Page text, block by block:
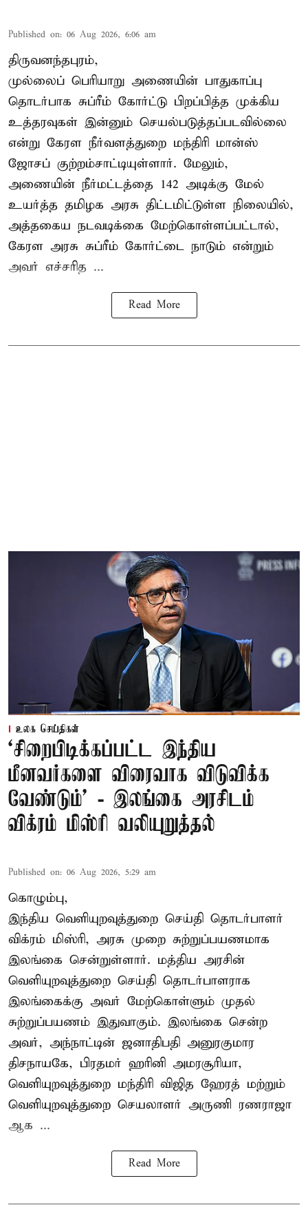
Published on: 06 Aug 2026, 6:06 am
திருவனந்தபுரம்,
முல்லைப் பெரியாறு அணையின் பாதுகாப்பு
தொடர்பாக சுப்ரீம் கோர்ட்டு பிறப்பித்த முக்கிய
உத்தரவுகள் இன்னும் செயல்படுத்தப்படவில்லை
என்று கேரள நீர்வளத்துறை மந்திரி மான்ஸ்
ஜோசப் குற்றம்சாட்டியுள்ளார். மேலும்,
அணையின் நீர்மட்டத்தை 142 அடிக்கு மேல்
உயர்த்த தமிழக அரசு திட்டமிட்டுள்ள நிலையில்,
அத்தகைய நடவடிக்கை மேற்கொள்ளப்பட்டால்,
கேரள அரசு சுப்ரீம் கோர்ட்டை நாடும் என்றும்
அவர் எச்சரித ...
Read More
உலக செய்திகள்
‘சிறைபிடிக்கப்பட்ட இந்திய
மீனவர்களை விரைவாக விடுவிக்க
வேண்டும்' - இலங்கை அரசிடம்
விக்ரம் மிஸ்ரி வலியுறுத்தல்
Published on: 06 Aug 2026, 5:29 am
கொழும்பு,
இந்திய வெளியுறவுத்துறை செய்தி தொடர்பாளர்
விக்ரம் மிஸ்ரி, அரசு முறை சுற்றுப்பயணமாக
இலங்கை சென்றுள்ளார். மத்திய அரசின்
வெளியுறவுத்துறை செய்தி தொடர்பாளராக
இலங்கைக்கு அவர் மேற்கொள்ளும் முதல்
சுற்றுப்பயணம் இதுவாகும். இலங்கை சென்ற
அவர், அந்நாட்டின் ஜனாதிபதி அனுரகுமார
திசநாயகே, பிரதமர் ஹரினி அமரசூரியா,
வெளியுறவுத்துறை மந்திரி விஜித ஹேரத் மற்றும்
வெளியுறவுத்துறை செயலாளர் அருணி ரணராஜா
ஆக ...
Read More